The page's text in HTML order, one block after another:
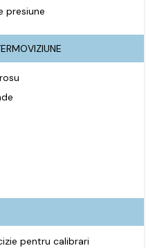
presiune
pentru calibrari